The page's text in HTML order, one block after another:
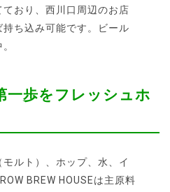
おり、西川口周辺のお店
ち込み可能です。ビール
一歩をフレッシュホ
ルト）、ホップ、水、イ
BREW HOUSEは主原料